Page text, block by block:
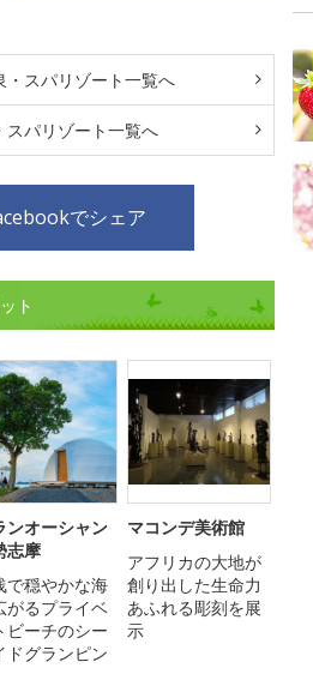
・スパリゾート一覧へ
スパリゾート一覧へ
でシェア
ト
ンオーシャン
志摩
で穏やかな海
がるプライベ
ビーチのシー
ドグランピン
マコンデ美術館
アフリカの大地が
創り出した生命力
あふれる彫刻を展
示